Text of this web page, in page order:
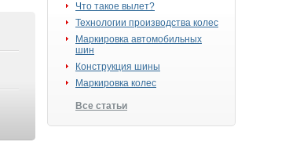
Что такое вылет?
Технологии производства колес
Маркировка автомобильных
шин
Конструкция шины
Маркировка колес
Все статьи